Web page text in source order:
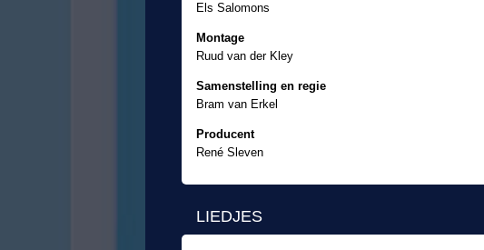
Els Salomons
Montage
Ruud van der Kley
Samenstelling en regie
Bram van Erkel
Producent
René Sleven
LIEDJES